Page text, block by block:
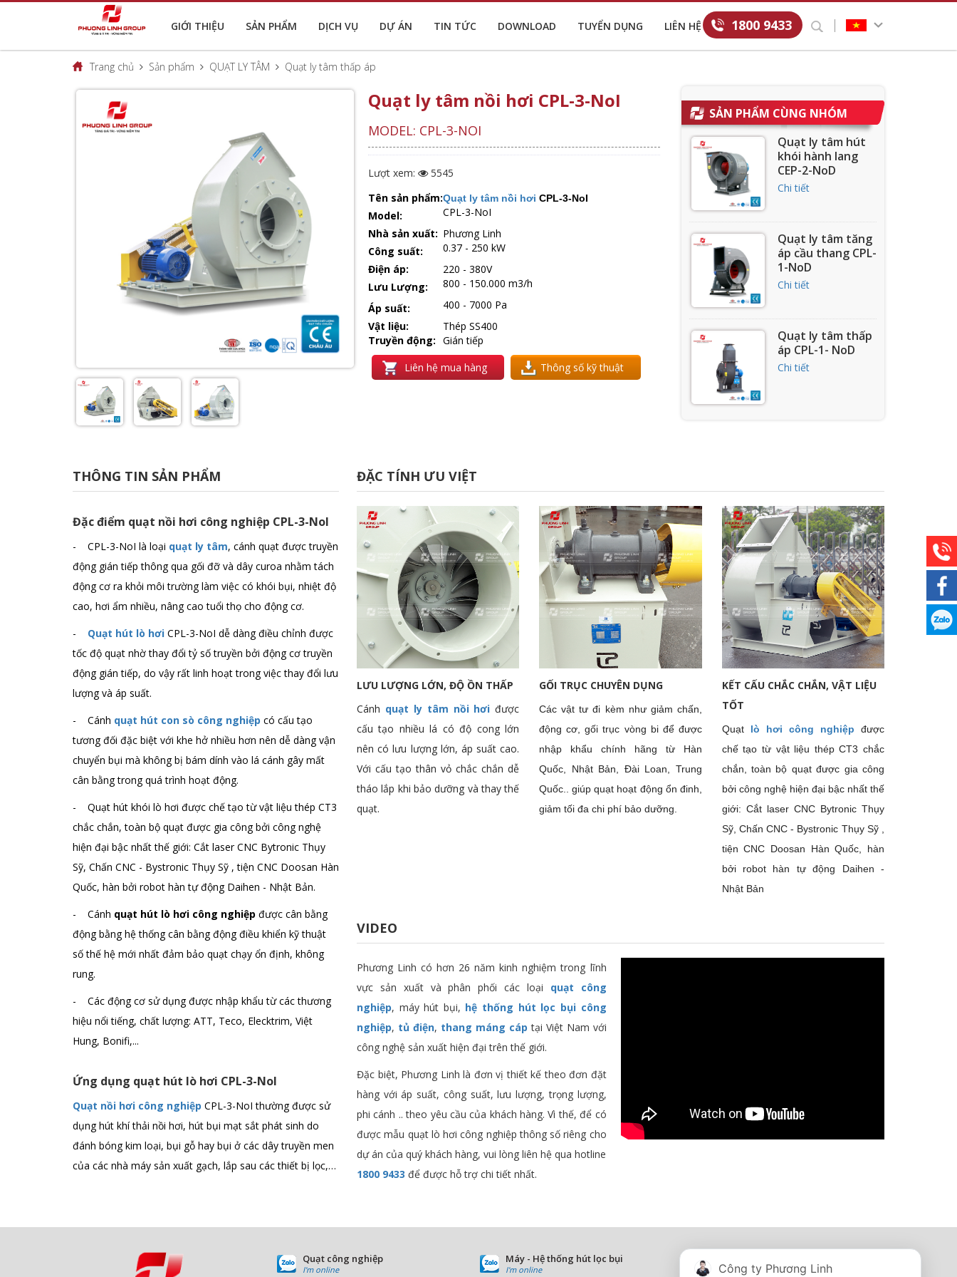
GIỚI THIỆU SẢN PHẨM DỊCH VỤ DỰ ÁN TIN TỨC DOWNLOAD TUYỂN DỤNG LIÊN HỆ 1800 9433
Trang chủ Sản phẩm QUẠT LY TÂM Quạt ly tâm thấp áp
Quạt ly tâm nồi hơi CPL-3-NoI
MODEL: CPL-3-NOI
Lượt xem:
5545
Tên sản phẩm:Quạt ly tâm nồi hơi CPL-3-NoI
Model:
CPL-3-NoI
Nhà sản xuất: Phương Linh
Công suất:
0.37 - 250 kW
Điện áp:
220 - 380V
Lưu Lượng:
800 - 150.000 m3/h
Áp suất:
400 - 7000 Pa
Vật liệu:
Thép SS400
Truyền động: Gián tiếp
Liên hệ mua hàng
Thông số kỹ thuật
SẢN PHẨM CÙNG NHÓM
Quạt ly tâm hút
khói hành lang
CEP-2-NoD
Chi tiết
Quạt ly tâm tăng
áp cầu thang CPL-
1-NoD
Chi tiết
Quạt ly tâm thấp
áp CPL-1- NoD
Chi tiết
Quạt hút khí thải
lò nung gạch
Tuynel CPL-1-NoI
Chi tiết
Quạt hút ly tâm
công nghiệp CPL-
1-NoD
Chi tiết
THÔNG TIN SẢN PHẨM
Đặc điểm quạt nồi hơi công nghiệp CPL-3-NoI
- CPL-3-NoI là loại quạt ly tâm, cánh quạt được truyền
động gián tiếp thông qua gối đỡ và dây curoa nhằm tách
động cơ ra khỏi môi trường làm việc có khói bụi, nhiệt độ
cao, hơi ẩm nhiều, nâng cao tuổi thọ cho động cơ.
- Quạt hút lò hơi CPL-3-NoI dễ dàng điều chỉnh được
tốc độ quạt nhờ thay đổi tỷ số truyền bởi động cơ truyền
động gián tiếp, do vậy rất linh hoạt trong việc thay đổi lưu
lượng và áp suất.
- Cánh quạt hút con sò công nghiệp có cấu tạo
tương đối đặc biệt với khe hở nhiều hơn nên dễ dàng vận
chuyển bụi mà không bị bám dính vào lá cánh gây mất
cân bằng trong quá trình hoạt động.
- Quạt hút khói lò hơi được chế tạo từ vật liệu thép CT3
chắc chắn, toàn bộ quạt được gia công bởi công nghệ
hiện đại bậc nhất thế giới: Cắt laser CNC Bytronic Thụy
Sỹ, Chấn CNC - Bystronic Thụy Sỹ , tiện CNC Doosan Hàn
Quốc, hàn bởi robot hàn tự động Daihen - Nhật Bản.
- Cánh quạt hút lò hơi công nghiệp được cân bằng
động bằng hệ thống cân bằng động điều khiển kỹ thuật
số thế hệ mới nhất đảm bảo quạt chạy ổn định, không
rung.
- Các động cơ sử dụng được nhập khẩu từ các thương
hiệu nổi tiếng, chất lượng: ATT, Teco, Elecktrim, Việt
Hung, Bonifi,...
Ứng dụng quạt hút lò hơi CPL-3-NoI
Quạt nồi hơi công nghiệp CPL-3-NoI thường được sử
dụng hút khí thải nồi hơi, hút bụi mạt sắt phát sinh do
đánh bóng kim loại, bụi gỗ hay bụi ở các dây truyền men
của các nhà máy sản xuất gạch, lắp sau các thiết bị lọc,…
ĐẶC TÍNH ƯU VIỆT
LƯU LƯỢNG LỚN, ĐỘ ỒN THẤP
Cánh quạt ly tâm nồi hơi được
cấu tạo nhiều lá có độ cong lớn
nên có lưu lượng lớn, áp suất cao.
Với cấu tạo thân vỏ chắc chắn dễ
tháo lắp khi bảo dưỡng và thay thế
quạt.
GỐI TRỤC CHUYÊN DỤNG
Các vật tư đi kèm như giảm chấn,
động cơ, gối trục vòng bi để được
nhập khẩu chính hãng từ Hàn
Quốc, Nhật Bản, Đài Loan, Trung
Quốc.. giúp quạt hoạt động ổn đinh,
giảm tối đa chi phí bảo dưỡng.
KẾT CẤU CHẮC CHẮN, VẬT LIỆU
TỐT
Quạt lò hơi công nghiệp được
chế tạo từ vật liệu thép CT3 chắc
chắn, toàn bộ quạt được gia công
bởi công nghệ hiện đại bậc nhất thế
giới: Cắt laser CNC Bytronic Thụy
Sỹ, Chấn CNC - Bystronic Thụy Sỹ ,
tiện CNC Doosan Hàn Quốc, hàn
bởi robot hàn tự động Daihen -
Nhật Bản
VIDEO
Phương Linh có hơn 26 năm kinh nghiệm trong lĩnh
vực sản xuất và phân phối các loại quạt công
nghiệp, máy hút bụi, hệ thống hút lọc bụi công
nghiệp, tủ điện, thang máng cáp tại Việt Nam với
công nghệ sản xuất hiện đại trên thế giới.
Đặc biệt, Phương Linh là đơn vị thiết kế theo đơn đặt
hàng với áp suất, công suất, lưu lượng, trọng lượng,
phi cánh .. theo yêu cầu của khách hàng. Vì thế, để có
được mẫu quạt lò hơi công nghiệp thông số riêng cho
dự án của quý khách hàng, vui lòng liên hệ qua hotline
1800 9433 để được hỗ trợ chi tiết nhất.
Quạt công nghiệp
I'm online
Máy - Hệ thống hút lọc bụi
I'm online I'm online
Công ty Phương Linh